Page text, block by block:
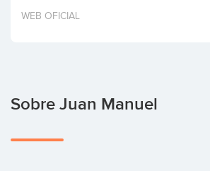
Invertir
WEB OFICIAL
Sobre Juan Manuel